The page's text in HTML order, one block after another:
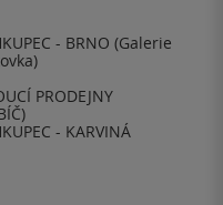
- BRNO (Galerie
PRODEJNY
- KARVINÁ